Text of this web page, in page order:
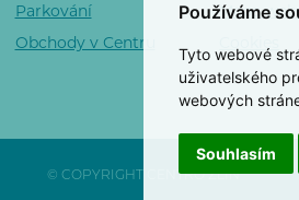
Používáme
Tyto webové
uživatelského
webových
Souhlasím
Parkování
Obchody v Centru
Mapa
Cookies
© COPYRIGHT CENTRO ZLÍN